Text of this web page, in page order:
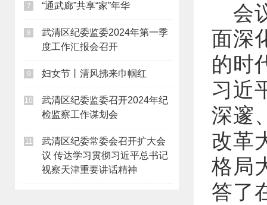
7 “通武廊”共享“家”年华
8
武清区纪委监委2024年第一季
度工作汇报会召开
9 妇女节丨清风拂来巾帼红
10
武清区纪委监委召开2024年纪
检监察工作谋划会
11
武清区纪委常委会召开扩大会
议 传达学习贯彻习近平总书记
视察天津重要讲话精神
会
面深
的时
习近
深邃
改革
格局
答了